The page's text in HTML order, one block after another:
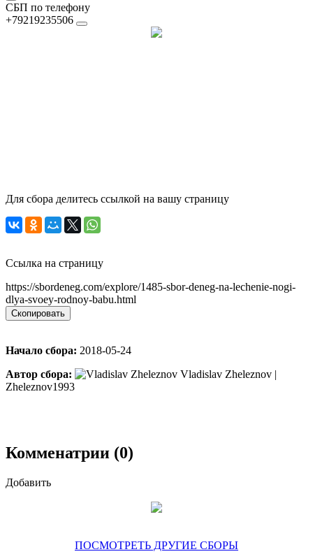
СБП по телефону
+79219235506
Для сбора делитесь ссылкой на вашу страницу
Ссылка на страницу
https://sbordeneg.com/explore/1485-sbor-deneg-na-lechenie-nogi-
dlya-svoey-rodnoy-babu.html
Скопировать
Начало сбора: 2018-05-24
Автор сбора:
Vladislav Zheleznov |
Zheleznov1993
Комменатрии (0)
Добавить
ПОСМОТРЕТЬ ДРУГИЕ СБОРЫ